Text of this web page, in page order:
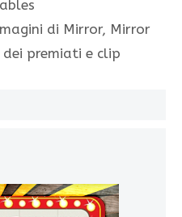
di Mirror, Mirror
dei premiati e clip